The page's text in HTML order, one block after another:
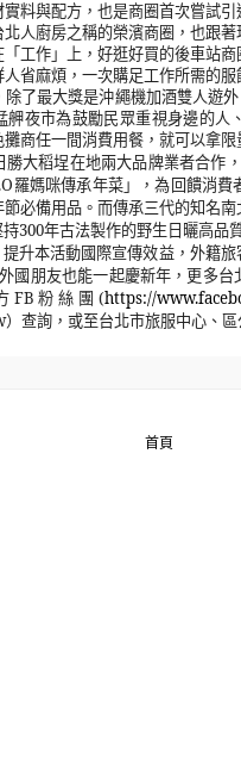
料與配方，也是商圈首次嘗試
人廚房之稱的榮濱商圈，也跟
工作」上，好逛好買的後車站
省麻煩，一次購足工作所需的
了最大獎是沖繩機加酒雙人遊
舺夜市為鼓勵民眾重視身邊的人
攤商任一間消費用餐，就可以拿限
大稻埕在地兩大品牌業者合作
羅媽咪傳承年菜」，為回饋消
必備用品。而傳承三代的知名
持300年古法製作的野生日曬高品
升本活動國際宣傳效益，外籍旅
國朋友也能一起慶新年，更多
FB 粉絲團(https://
）查詢，或至台北市旅服中心、
首頁